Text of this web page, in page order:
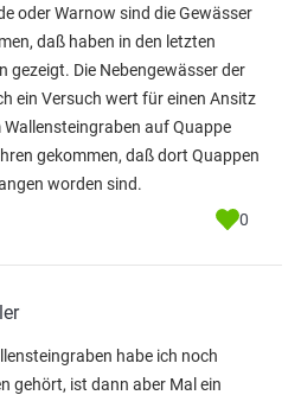
oder Warnow sind die Gewässer
daß haben in den letzten
gezeigt. Die Nebengewässer der
ein Versuch wert für einen Ansitz
auf Quappe
gekommen, daß dort Quappen
worden sind.
0
habe ich noch
gehört, ist dann aber Mal ein